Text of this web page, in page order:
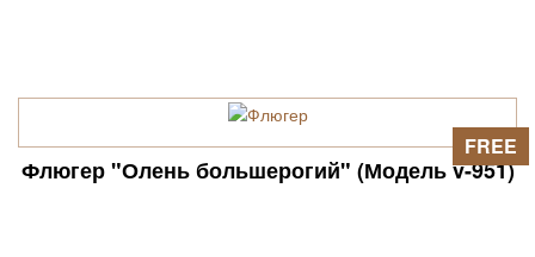
Флюгер "Олень большерогий" (Модель v-951)
FREE